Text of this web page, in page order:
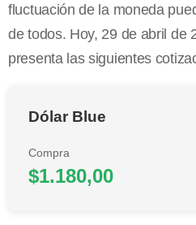
fluctuación de la moneda
de todos. Hoy, 29 de abril de
presenta las siguientes
Dólar Blue
Compra
$1.180,00